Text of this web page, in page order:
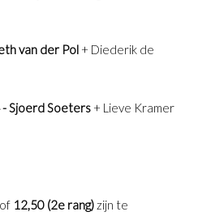
van der Pol + Diederik de
Sjoerd Soeters + Lieve Kramer
12,50 (2e rang)zijn te